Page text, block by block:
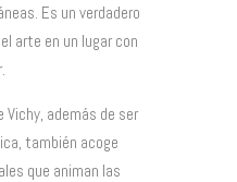
Es un verdadero
arte en un lugar con
Vichy, además de ser
también acoge
que animan las